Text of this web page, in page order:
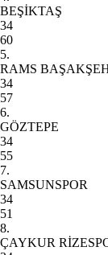
BEŞİKTAŞ
34
60
5.
RAMS
34
57
6.
GÖZTEPE
34
55
7.
SAMSUNSPOR
34
51
8.
ÇAYKUR